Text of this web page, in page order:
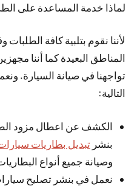
لماذا خدمة المساعدة على
لأننا نقوم بتلبية كافة
المناطق البعيدة كما أننا
تواجهنا في صيانة السيارة.
التالية:
الكشف عن اعطال مزود
بنشرتبديل بطاريات
وصيانة جميع أنواع
نعمل في بنشر تصليح